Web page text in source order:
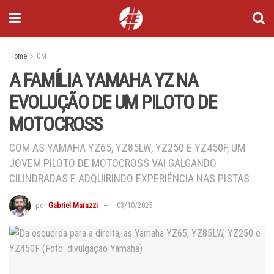
Home GM
A FAMÍLIA YAMAHA YZ NA
EVOLUÇÃO DE UM PILOTO DE
MOTOCROSS
COM AS YAMAHA YZ65, YZ85LW, YZ250 E YZ450F, UM
JOVEM PILOTO DE MOTOCROSS VAI GALGANDO
CILINDRADAS E ADQUIRINDO EXPERIÊNCIA NAS PISTAS
por Gabriel Marazzi 03/10/2025